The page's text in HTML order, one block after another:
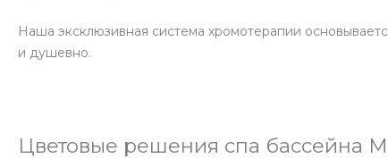
Наша эксклюзивная система хромотерапии
и душевно.
Цветовые решения спа бассейна